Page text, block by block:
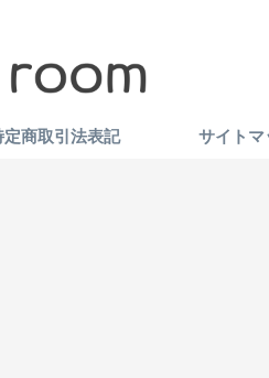
定商取引法表記 サイトマ